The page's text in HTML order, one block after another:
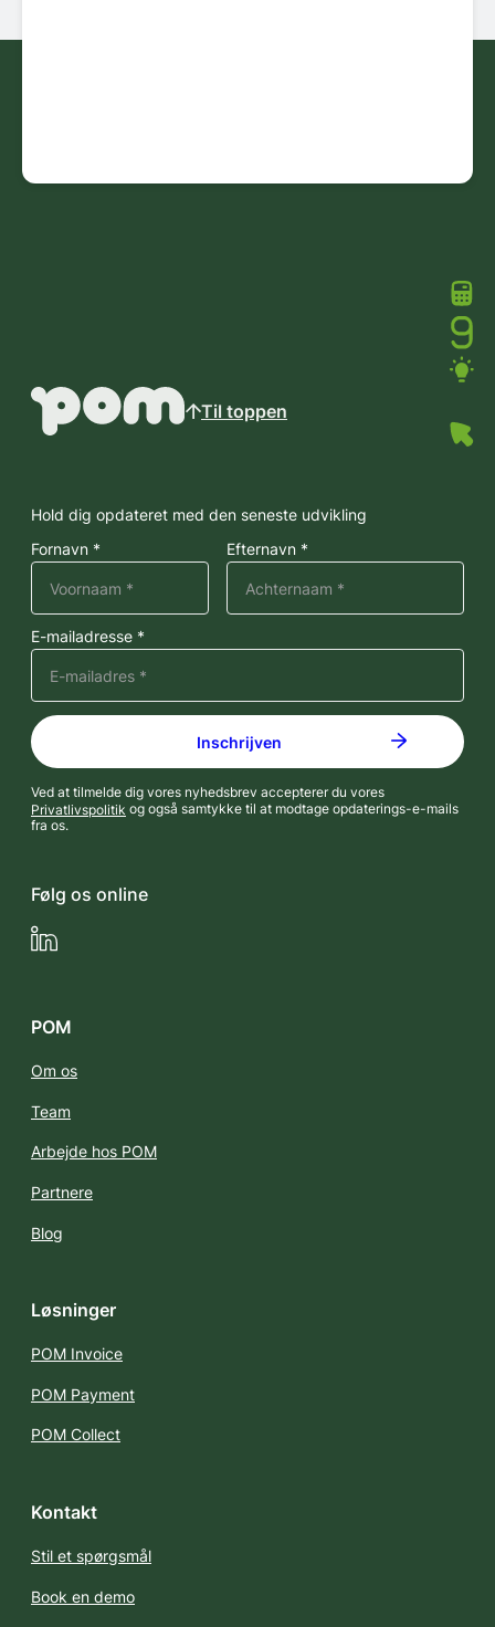
Til toppen
Hold dig opdateret med den seneste udvikling
Fornavn *
Efternavn *
E-mailadresse *
Ved at tilmelde dig vores nyhedsbrev accepterer du vores
Privatlivspolitik og også samtykke til at modtage opdaterings-e-mails
fra os.
Følg os online
LinkedIn
POM
Om os
Team
Arbejde hos POM
Partnere
Blog
Løsninger
POM Invoice
POM Payment
POM Collect
Kontakt
Stil et spørgsmål
Book en demo